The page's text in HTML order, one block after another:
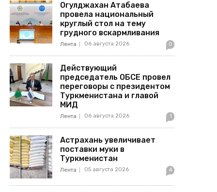
Огулджахан Атабаева
провела национальный
круглый стол на тему
грудного вскармливания
Лента 06 августа 2026 0
Действующий
председатель ОБСЕ провел
переговоры с президентом
Туркменистана и главой
МИД
Лента 06 августа 2026 1
Астрахань увеличивает
поставки муки в
Туркменистан
Лента 05 августа 2026 4